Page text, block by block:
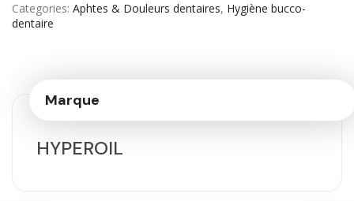
Categories Aphtes & Douleurs dentaires, Hygiène bucco-
dentaire
Marque
HYPEROIL